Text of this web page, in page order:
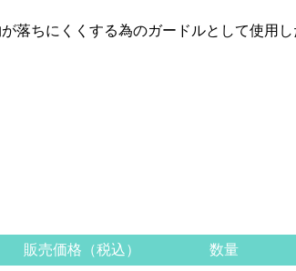
落ちにくくする為のガードルとして使用し
販売価格（税込） 数量